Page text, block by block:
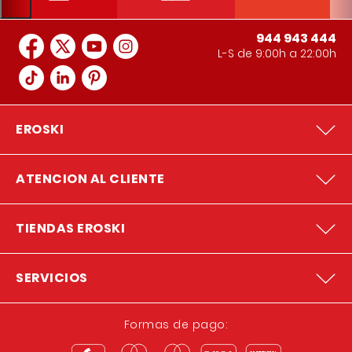
944 943 444
L-S de 9:00h a 22:00h
EROSKI
ATENCION AL CLIENTE
TIENDAS EROSKI
SERVICIOS
Formas de pago: